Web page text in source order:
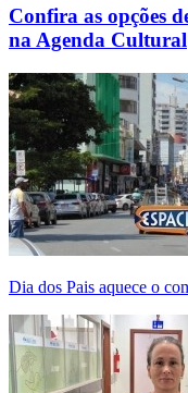
Confira as opções
na Agenda Cultural
Dia dos Pais aquece o